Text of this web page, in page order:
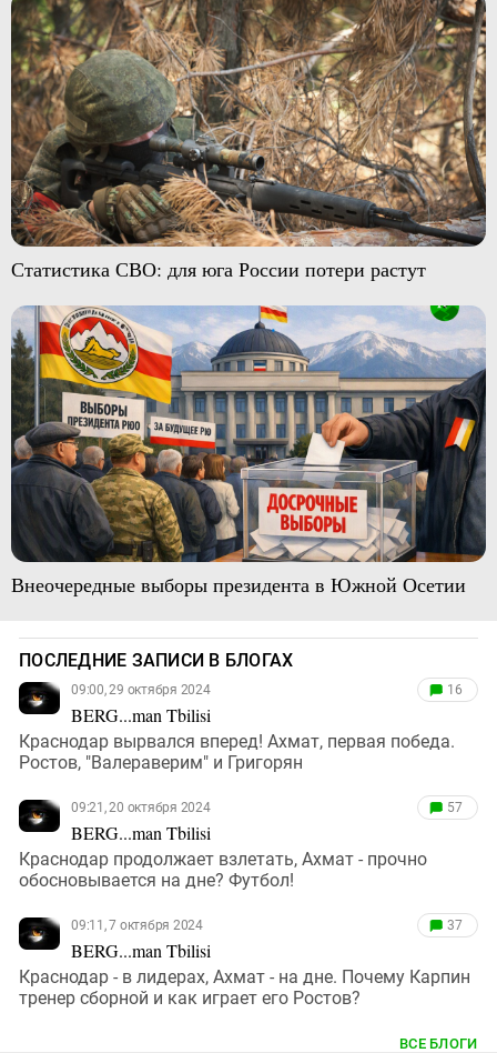
Статистика СВО: для юга России потери растут
Внеочередные выборы президента в Южной Осетии
ПОСЛЕДНИЕ ЗАПИСИ В БЛОГАХ
09:00, 29 октября 2024
BERG...man Tbilisi
16
Краснодар вырвался вперед! Ахмат, первая победа.
Ростов, "Валераверим" и Григорян
09:21, 20 октября 2024
BERG...man Tbilisi
57
Краснодар продолжает взлетать, Ахмат - прочно
обосновывается на дне? Футбол!
09:11, 7 октября 2024
BERG...man Tbilisi
37
Краснодар - в лидерах, Ахмат - на дне. Почему Карпин
тренер сборной и как играет его Ростов?
ВСЕ БЛОГИ